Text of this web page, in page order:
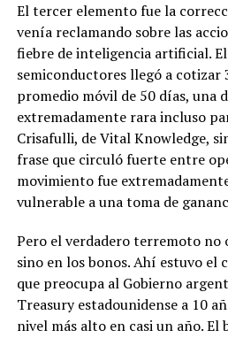
El tercer elemento fue la
venía reclamando sobre las
fiebre de inteligencia artificial.
semiconductores llegó a cotizar
promedio móvil de 50 días, una
extremadamente rara incluso
Crisafulli, de Vital Knowledge,
frase que circuló fuerte entre
movimiento fue
vulnerable a una toma de
Pero el verdadero terremoto no
sino en los bonos. Ahí estuvo el
que preocupa al Gobierno
Treasury estadounidense a 10
nivel más alto en casi un año. El